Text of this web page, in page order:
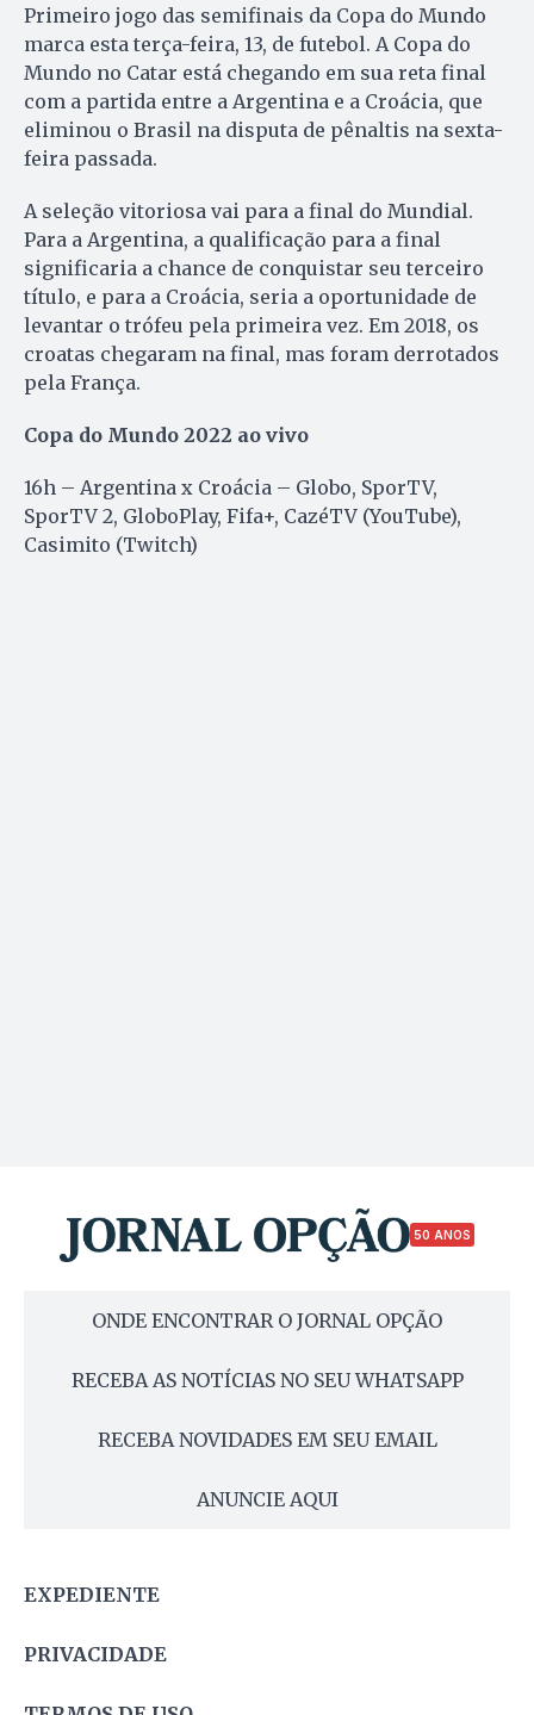
Primeiro jogo das semifinais da Copa do Mundo
marca esta terça-feira, 13, de futebol. A Copa do
Mundo no Catar está chegando em sua reta final
com a partida entre a Argentina e a Croácia, que
eliminou o Brasil na disputa de pênaltis na sexta-
feira passada.
A seleção vitoriosa vai para a final do Mundial.
Para a Argentina, a qualificação para a final
significaria a chance de conquistar seu terceiro
título, e para a Croácia, seria a oportunidade de
levantar o trófeu pela primeira vez. Em 2018, os
croatas chegaram na final, mas foram derrotados
pela França.
Copa do Mundo 2022 ao vivo
16h – Argentina x Croácia – Globo, SporTV,
SporTV 2, GloboPlay, Fifa+, CazéTV (YouTube),
Casimito (Twitch)
50 ANOS
ONDE ENCONTRAR O JORNAL OPÇÃO
RECEBA AS NOTÍCIAS NO SEU WHATSAPP
RECEBA NOVIDADES EM SEU EMAIL
ANUNCIE AQUI
EXPEDIENTE
PRIVACIDADE